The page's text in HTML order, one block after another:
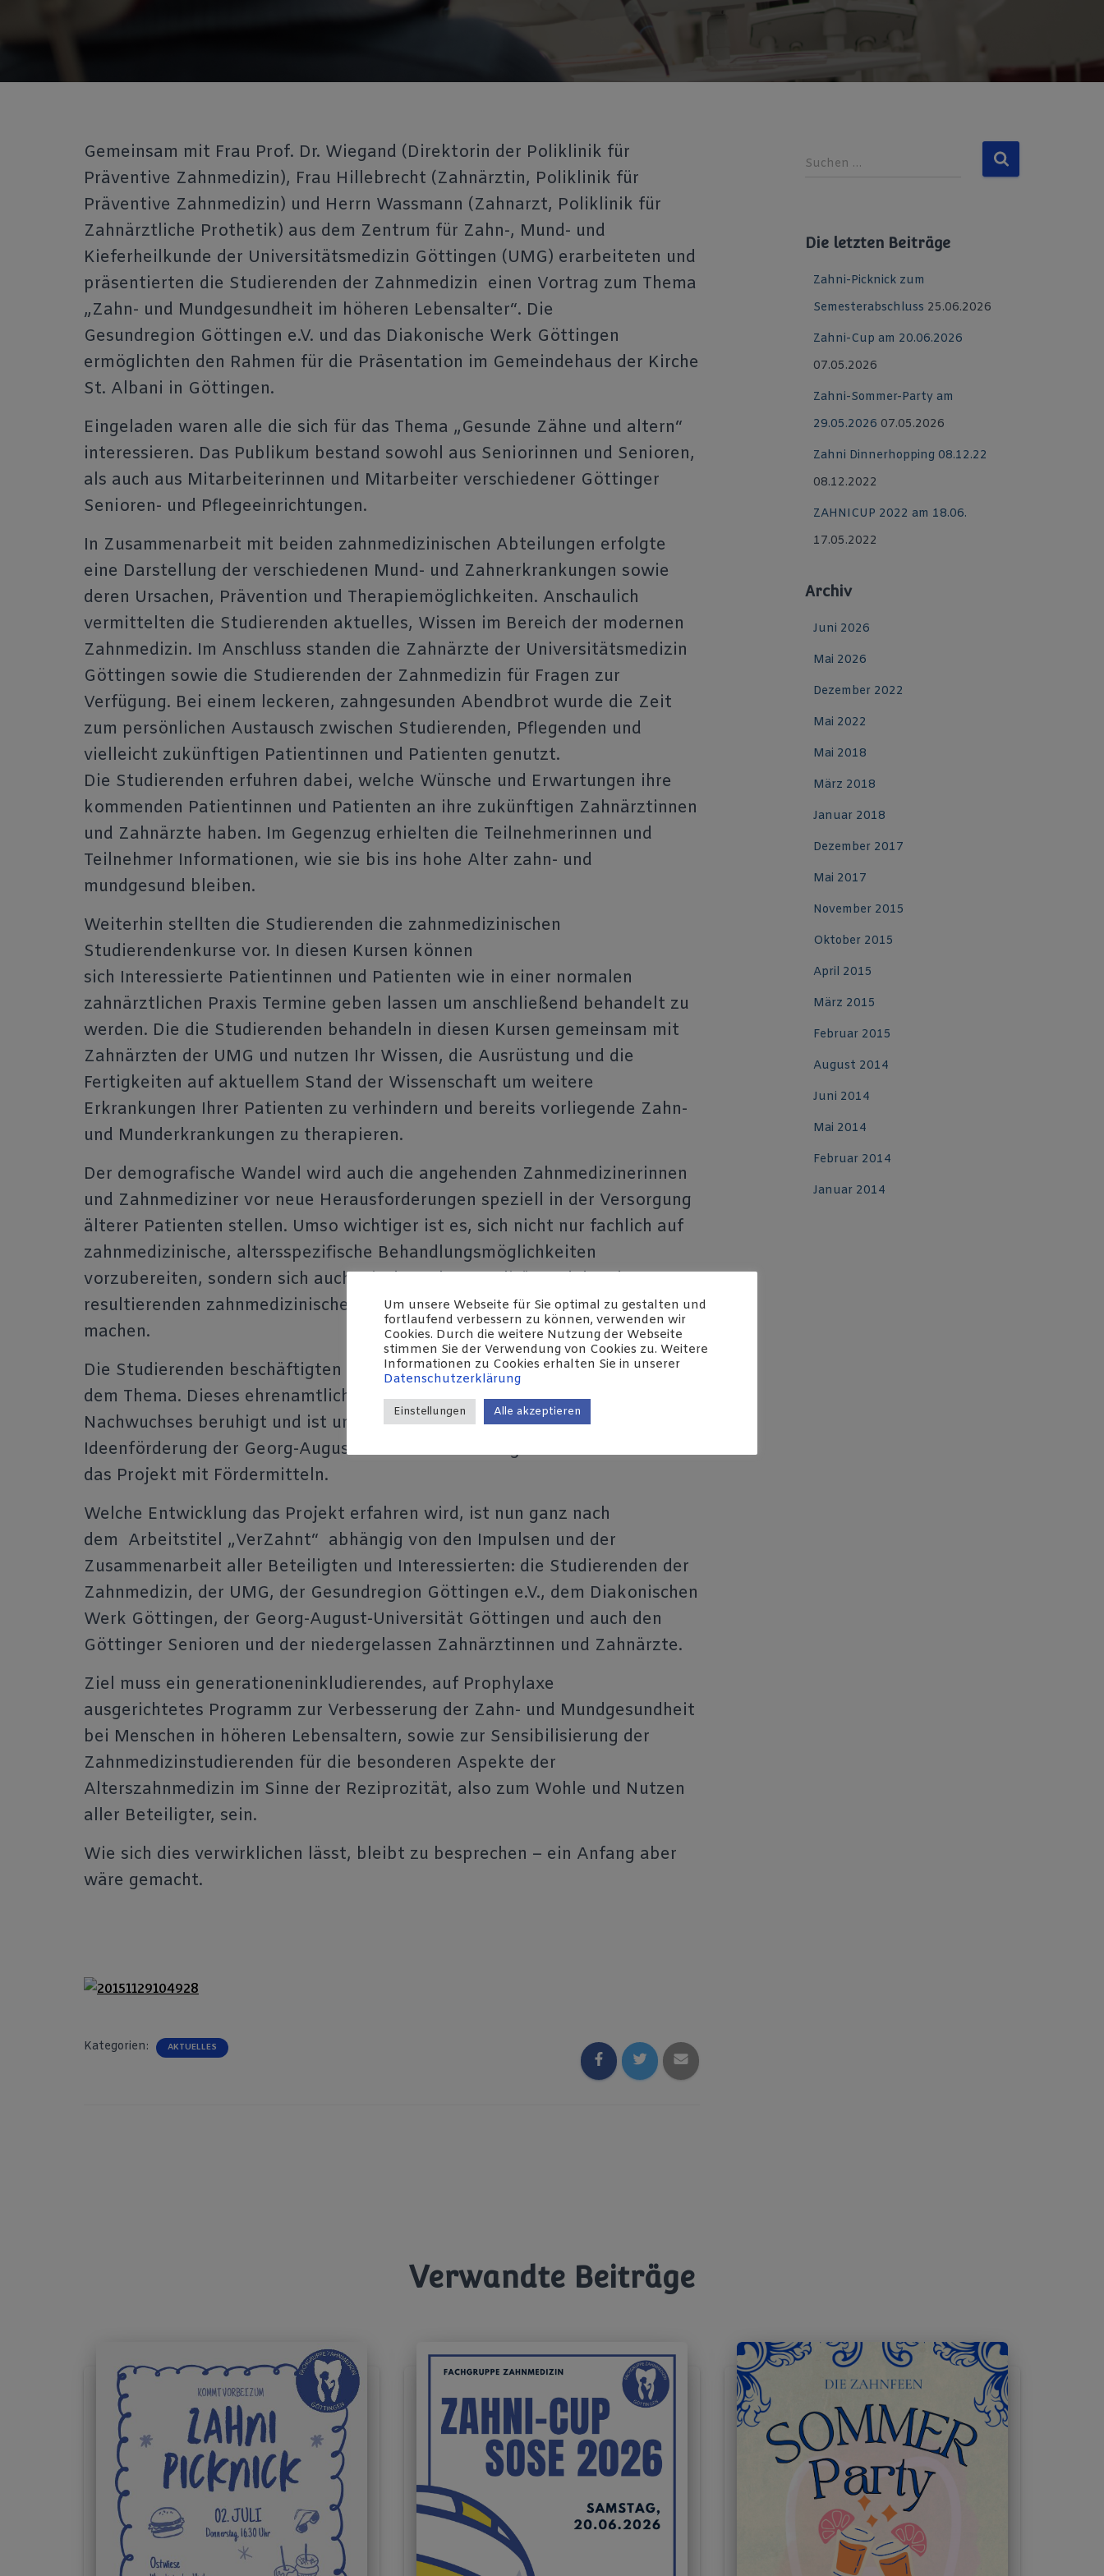
Gemeinsam mit Frau Prof. Dr. Wiegand (Direktorin der Poliklinik für
Präventive Zahnmedizin), Frau Hillebrecht (Zahnärztin, Poliklinik für
Präventive Zahnmedizin) und Herrn Wassmann (Zahnarzt, Poliklinik für
Zahnärztliche Prothetik) aus dem Zentrum für Zahn-, Mund- und
Kieferheilkunde der Universitätsmedizin Göttingen (UMG) erarbeiteten und
präsentierten die Studierenden der Zahnmedizin einen Vortrag zum Thema
„Zahn- und Mundgesundheit im höheren Lebensalter“. Die
Gesundregion Göttingen e.V. und das Diakonische Werk Göttingen
ermöglichten den Rahmen für die Präsentation im Gemeindehaus der Kirche
St. Albani in Göttingen.
Eingeladen waren alle die sich für das Thema „Gesunde Zähne und altern“
interessieren. Das Publikum bestand sowohl aus Seniorinnen und Senioren,
als auch aus Mitarbeiterinnen und Mitarbeiter verschiedener Göttinger
Senioren- und Pflegeeinrichtungen.
In Zusammenarbeit mit beiden zahnmedizinischen Abteilungen erfolgte
eine Darstellung der verschiedenen Mund- und Zahnerkrankungen sowie
deren Ursachen, Prävention und Therapiemöglichkeiten. Anschaulich
vermittelten die Studierenden aktuelles, Wissen im Bereich der modernen
Zahnmedizin. Im Anschluss standen die Zahnärzte der Universitätsmedizin
Göttingen sowie die Studierenden der Zahnmedizin für Fragen zur
Verfügung. Bei einem leckeren, zahngesunden Abendbrot wurde die Zeit
zum persönlichen Austausch zwischen Studierenden, Pflegenden und
vielleicht zukünftigen Patientinnen und Patienten genutzt.
Die Studierenden erfuhren dabei, welche Wünsche und Erwartungen ihre
kommenden Patientinnen und Patienten an ihre zukünftigen Zahnärztinnen
und Zahnärzte haben. Im Gegenzug erhielten die Teilnehmerinnen und
Teilnehmer Informationen, wie sie bis ins hohe Alter zahn- und
mundgesund bleiben.
Weiterhin stellten die Studierenden die zahnmedizinischen
Studierendenkurse vor. In diesen Kursen können
sich Interessierte Patientinnen und Patienten wie in einer normalen
zahnärztlichen Praxis Termine geben lassen um anschließend behandelt zu
werden. Die die Studierenden behandeln in diesen Kursen gemeinsam mit
Zahnärzten der UMG und nutzen Ihr Wissen, die Ausrüstung und die
Fertigkeiten auf aktuellem Stand der Wissenschaft um weitere
Erkrankungen Ihrer Patienten zu verhindern und bereits vorliegende Zahn-
und Munderkrankungen zu therapieren.
Der demografische Wandel wird auch die angehenden Zahnmedizinerinnen
und Zahnmediziner vor neue Herausforderungen speziell in der Versorgung
älterer Patienten stellen. Umso wichtiger ist es, sich nicht nur fachlich auf
zahnmedizinische, altersspezifische Behandlungsmöglichkeiten
vorzubereiten, sondern sich auch mit der Lebensrealität und den daraus
resultierenden zahnmedizinischen Bedürfnissen von Senioren vertraut zu
machen.
Die Studierenden beschäftigten sich für ihre Vorträge in Ihrer Freizeit mit
dem Thema. Dieses ehrenamtliche Engagement des medizinischen
Nachwuchses beruhigt und ist unterstützenswert. So sah es auch die
Ideenförderung der Georg-August-Universität Göttingen und unterstützt
das Projekt mit Fördermitteln.
Welche Entwicklung das Projekt erfahren wird, ist nun ganz nach
dem Arbeitstitel „VerZahnt“ abhängig von den Impulsen und der
Zusammenarbeit aller Beteiligten und Interessierten: die Studierenden der
Zahnmedizin, der UMG, der Gesundregion Göttingen e.V., dem Diakonischen
Werk Göttingen, der Georg-August-Universität Göttingen und auch den
Göttinger Senioren und der niedergelassen Zahnärztinnen und Zahnärzte.
Ziel muss ein generationeninkludierendes, auf Prophylaxe
ausgerichtetes Programm zur Verbesserung der Zahn- und Mundgesundheit
bei Menschen in höheren Lebensaltern, sowie zur Sensibilisierung der
Zahnmedizinstudierenden für die besonderen Aspekte der
Alterszahnmedizin im Sinne der Reziprozität, also zum Wohle und Nutzen
aller Beteiligter, sein.
Wie sich dies verwirklichen lässt, bleibt zu besprechen – ein Anfang aber
wäre gemacht.
Kategorien: AKTUELLES
S
n
Suchen …
Die letzten Beiträge
Zahni-Picknick zum
Semesterabschluss 25.06.2026
Zahni-Cup am 20.06.2026
07.05.2026
Zahni-Sommer-Party am
29.05.2026 07.05.2026
Zahni Dinnerhopping 08.12.22
08.12.2022
ZAHNICUP 2022 am 18.06.
17.05.2022
Archiv
Juni 2026
Mai 2026
Dezember 2022
Mai 2022
Mai 2018
März 2018
Januar 2018
Dezember 2017
Mai 2017
November 2015
Oktober 2015
April 2015
März 2015
Februar 2015
August 2014
Juni 2014
Mai 2014
Februar 2014
Januar 2014
Verwandte Beiträge
Um unsere Webseite für Sie optimal zu gestalten und
fortlaufend verbessern zu können, verwenden wir
Cookies. Durch die weitere Nutzung der Webseite
stimmen Sie der Verwendung von Cookies zu. Weitere
Informationen zu Cookies erhalten Sie in unserer
Datenschutzerklärung
Einstellungen Alle akzeptieren